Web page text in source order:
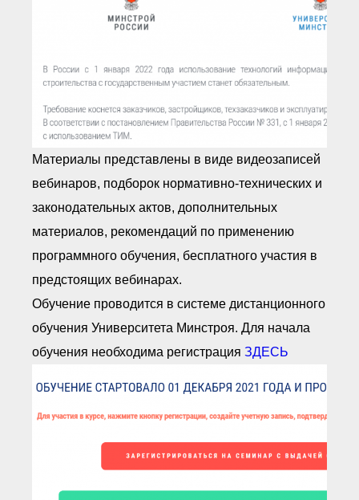
Повышение квалификации,
Материалы представлены в виде видеозаписей
вебинаров, подборок нормативно-технических и
законодательных актов, дополнительных
материалов, рекомендаций по применению
программного обучения, бесплатного участия в
предстоящих вебинарах.
Обучение проводится в системе дистанционного
обучения Университета Минстроя. Для начала
обучения необходима регистрация ЗДЕСЬ